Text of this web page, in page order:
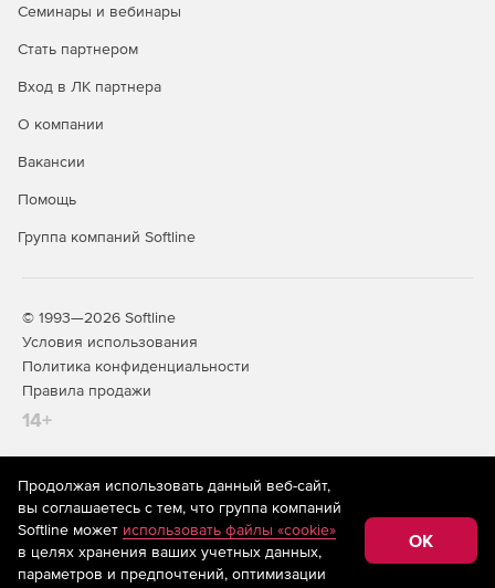
Конфигурация «Трубопроводы»
Моделирование магистральных и промысловых
и газопроводов систем газоснабжения.
протяженных сооружений.
Организация коллективной базы данных
геологоразведочных скважин.
Генерация геологических поперечников на
Анализ изменений речной русла в местах подводного
пересечения трубопроводами.
Определение уровня высокой воды разных
вероятностей возникновения гидродинамическим
способом.
Семинары и вебинары
Стать партнером
Вход в ЛК партнера
О компании
Вакансии
Помощь
Группа компаний Softline
© 1993—2026 Softline
Условия использования
Политика конфиденциальности
Правила продажи
14+
На информационном ресурсе store.softline.ru применяются
рекомендательные технологии(информационные технологии
предоставления информации на основе сбора,
систематизации и анализа сведений, относящихся к
предпочтениям пользователей сети «Интернет»,
Продолжая использовать данный веб-сайт,
вы соглашаетесь с тем, что группа компаний
Softline может использовать файлы «cookie»
в целях хранения ваших учетных данных,
параметров и предпочтений, оптимизации
OK